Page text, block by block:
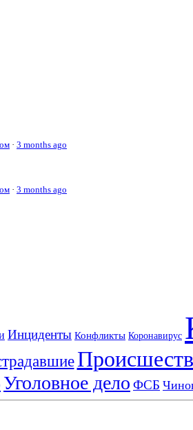
· 3 months ago
· 3 months ago
Инциденты Конфликты Коронавирус
Уголовное дело ФСБ